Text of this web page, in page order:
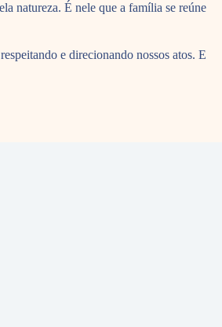
natureza. É nele que a família se reúne
e direcionando nossos atos. E